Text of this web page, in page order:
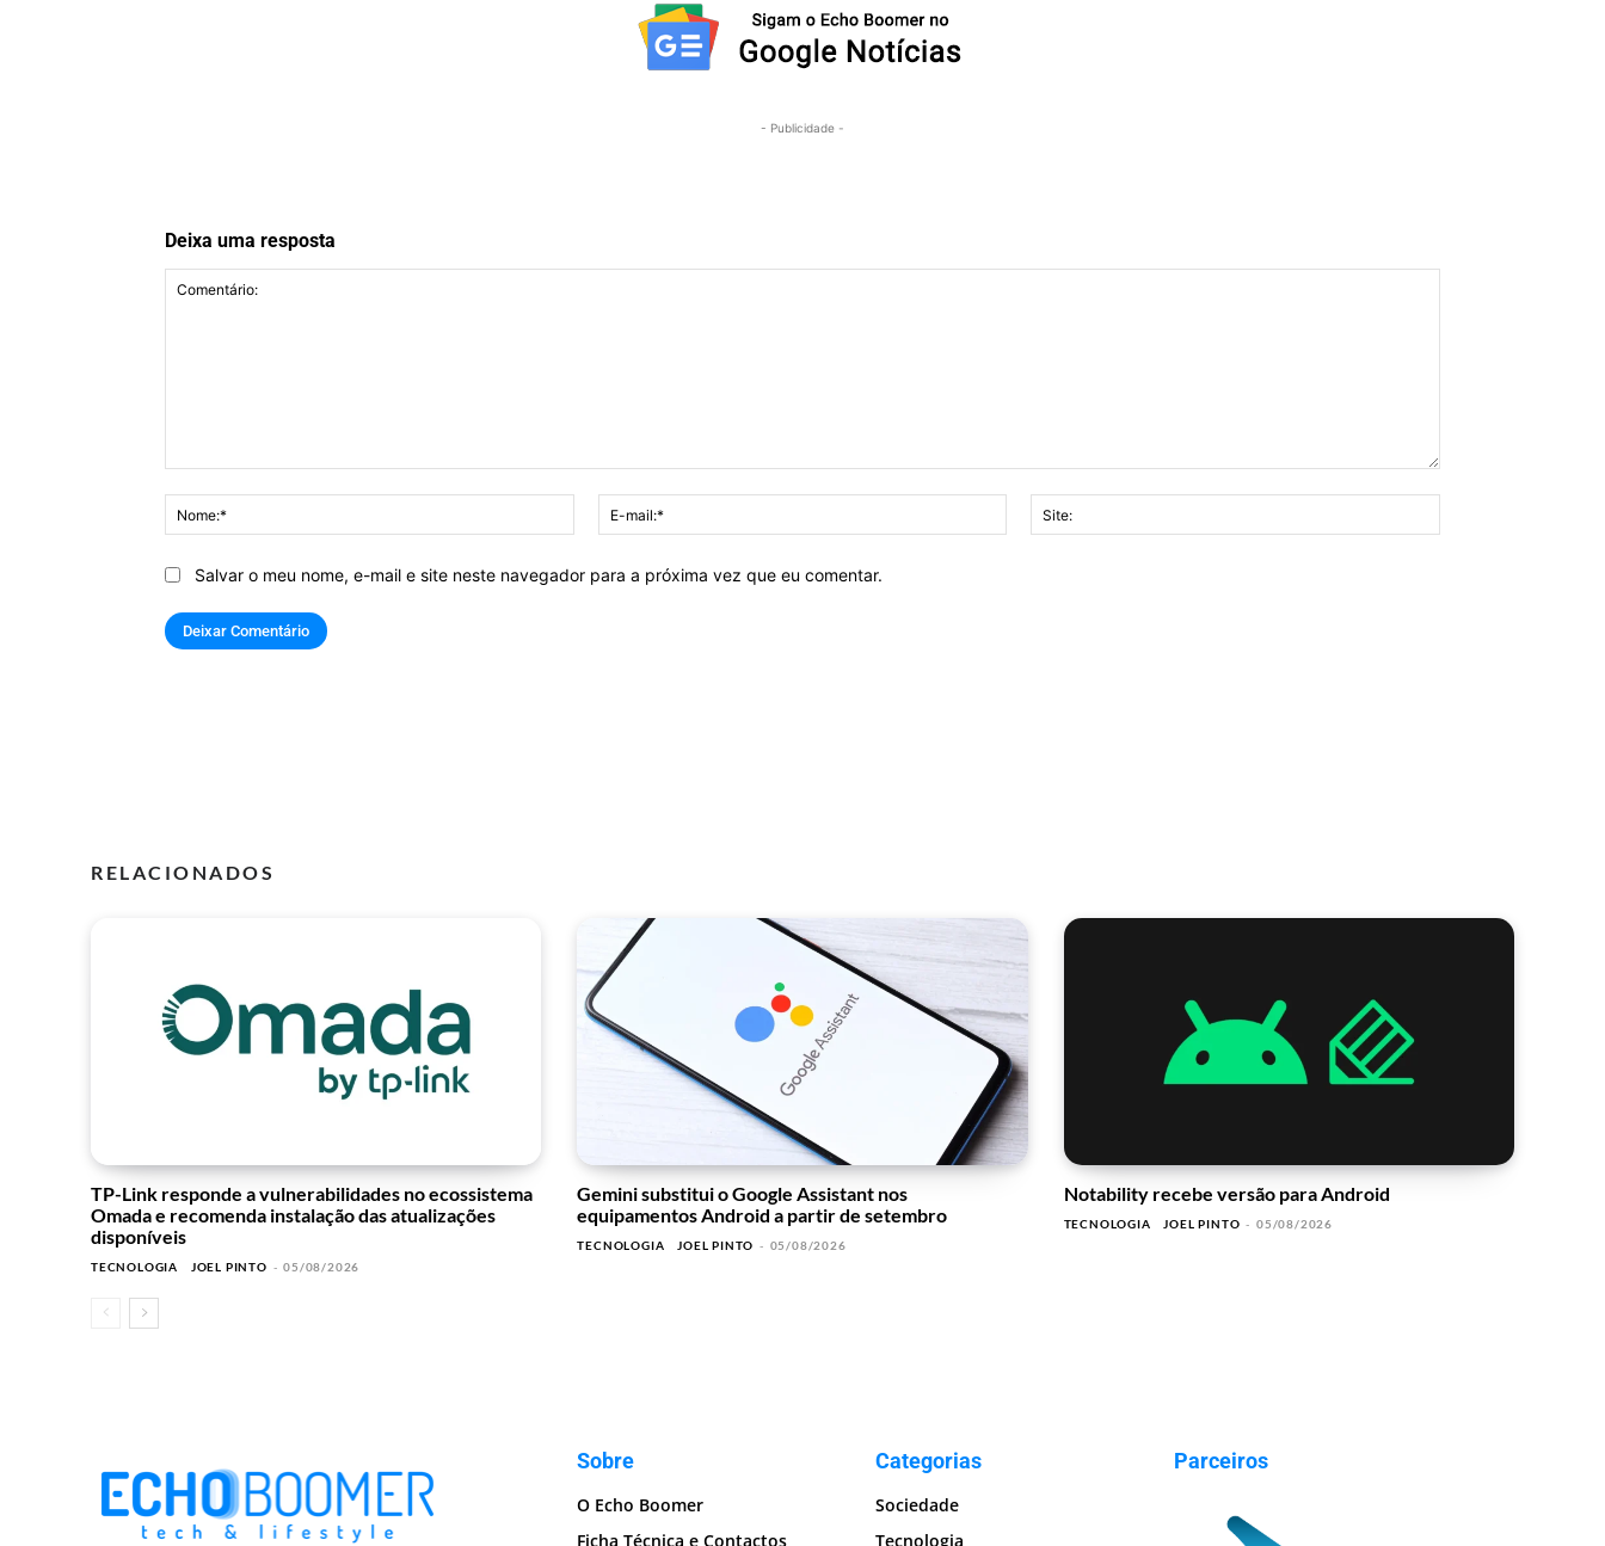
- Publicidade -
Deixa uma resposta
Nome:*
mail:*
Salvar o meu nome, e-mail e site neste navegador para a próxima vez que eu comentar.
RELACIONADOS
TP-Link responde a vulnerabilidades no ecossistema
Omada e recomenda instalação das atualizações
disponíveis
TECNOLOGIA JOEL PINTO - 05/08/2026
Gemini substitui o Google Assistant nos
equipamentos Android a partir de setembro
TECNOLOGIA JOEL PINTO - 05/08/2026
Notability recebe versão para Android
TECNOLOGIA JOEL PINTO - 05/08/2026
Sobre
O Echo Boomer
Ficha Técnica e Contactos
Categorias
Sociedade
Tecnologia
Parceiros